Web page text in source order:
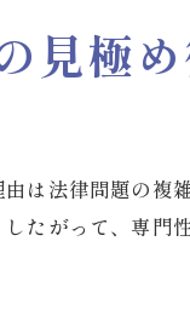
際のよくある誤解と
や費用の真実に迫
イド評価のポイ
っておきたい費
見極
は法律問題の
たがって、専